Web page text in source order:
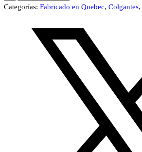
Categorías: Fabricado en Quebec, Colgantes,